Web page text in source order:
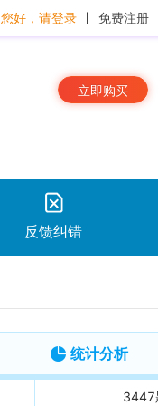
您好，请登录 丨 免费注册
立即购买
反馈纠错
统计分析
3447
重做